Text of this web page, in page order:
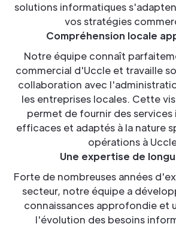
solutions informatiques
vos stratégies
Compréhension locale
Notre équipe connaît
commercial d'Uccle et travaille
collaboration avec
les entreprises locales. Cette
permet de fournir des
efficaces et adaptés à la nature
opérations à
Une expertise de
Forte de nombreuses années
secteur, notre équipe a
connaissances approfondie et
l'évolution des besoins